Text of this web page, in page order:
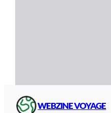
WEBZINE VOYAGE